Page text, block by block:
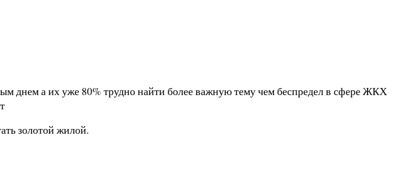
днем а их уже 80% трудно найти более важную тему чем беспредел в сфере ЖКХ
золотой жилой.